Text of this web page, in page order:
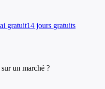
gratuit14 jours gratuits
un marché ?